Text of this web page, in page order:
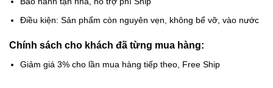
Điều kiện: Sản phẩm còn nguyên vẹn, không bể vỡ, vào nước
Chính sách cho khách đã từng mua hàng:
Giảm giá 3% cho lần mua hàng tiếp theo, Free Ship